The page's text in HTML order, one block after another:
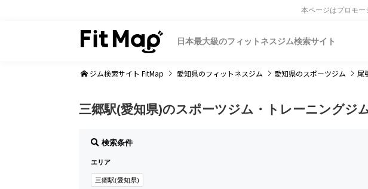
本ページはプロモ
日本最大級のフィットネスジム検索サイト
ジム検索サイト FitMap 愛知県のフィットネスジム 愛知県のスポーツジム 尾
三郷駅(愛知県)のスポーツジム・トレーニングジ
検索条件
エリア
三郷駅(愛知県)